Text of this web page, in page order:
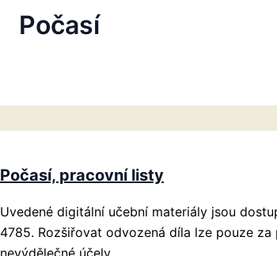
Počasí
Počasí, pracovní listy
Uvedené digitální učební materiály jsou
4785. Rozšiřovat odvozená díla lze pouze